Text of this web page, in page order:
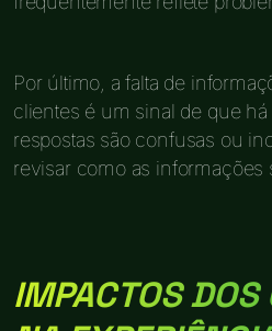
Por último, a falta de
clientes é um sinal de que
respostas são confusas ou
revisar como as informações
IMPACTOS DOS